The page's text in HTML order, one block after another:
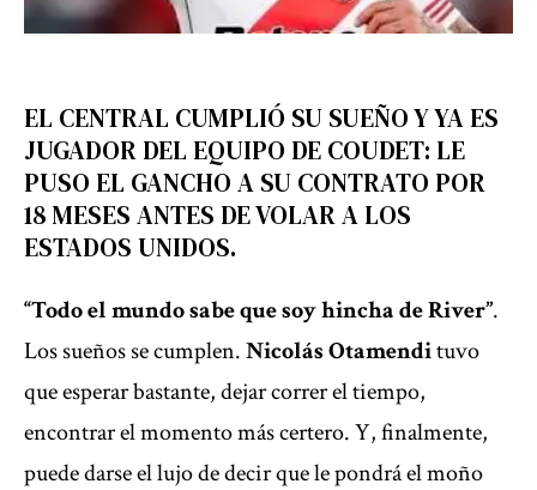
EL CENTRAL CUMPLIÓ SU SUEÑO Y YA ES
JUGADOR DEL EQUIPO DE COUDET: LE
PUSO EL GANCHO A SU CONTRATO POR
18 MESES ANTES DE VOLAR A LOS
ESTADOS UNIDOS.
“Todo el mundo sabe que soy hincha deRiver”.
Los sueños se cumplen.Nicolás Otamendituvo
que esperar bastante, dejar correr el tiempo,
encontrar el momento más certero. Y, finalmente,
puede darse el lujo de decir que le pondrá el moño